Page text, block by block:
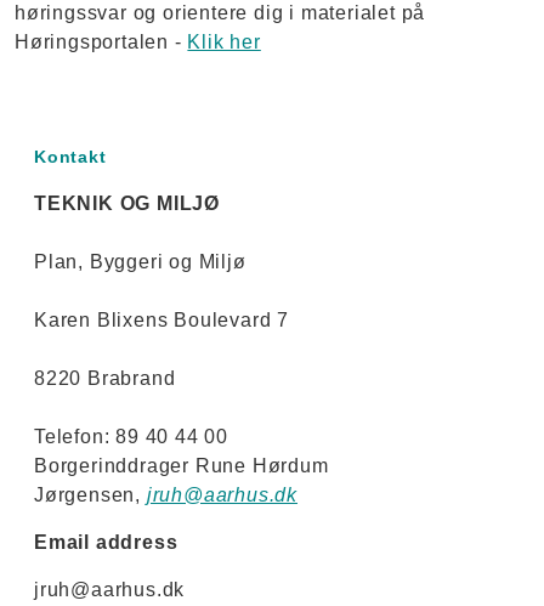
høringssvar og orientere dig i materialet på
Høringsportalen - Klik her
Kontakt
TEKNIK OG MILJØ
Plan, Byggeri og Miljø
Karen Blixens Boulevard 7
8220 Brabrand
Telefon: 89 40 44 00
Borgerinddrager Rune Hørdum
Jørgensen, jruh@aarhus.dk
Email address
jruh@aarhus.dk